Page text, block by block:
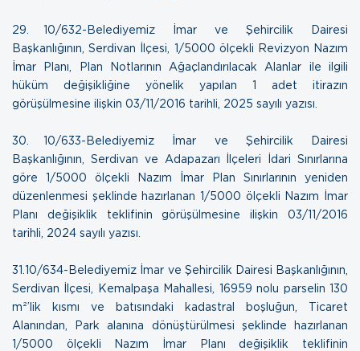
29. 10/632-Belediyemiz İmar ve Şehircilik Dairesi
Başkanlığının, Serdivan İlçesi, 1/5000 ölçekli Revizyon Nazım
İmar Planı, Plan Notlarının Ağaçlandırılacak Alanlar ile ilgili
hüküm değişikliğine yönelik yapılan 1 adet itirazın
görüşülmesine ilişkin 03/11/2016 tarihli, 2025 sayılı yazısı.
30. 10/633-Belediyemiz İmar ve Şehircilik Dairesi
Başkanlığının, Serdivan ve Adapazarı İlçeleri İdari Sınırlarına
göre 1/5000 ölçekli Nazım İmar Plan Sınırlarının yeniden
düzenlenmesi şeklinde hazırlanan 1/5000 ölçekli Nazım İmar
Planı değişiklik teklifinin görüşülmesine ilişkin 03/11/2016
tarihli, 2024 sayılı yazısı.
31. 10/634-Belediyemiz İmar ve Şehircilik Dairesi Başkanlığının,
Serdivan İlçesi, Kemalpaşa Mahallesi, 16959 nolu parselin 130
m²’lik kısmı ve batısındaki kadastral boşluğun, Ticaret
Alanından, Park alanına dönüştürülmesi şeklinde hazırlanan
1/5000 ölçekli Nazım İmar Planı değişiklik teklifinin